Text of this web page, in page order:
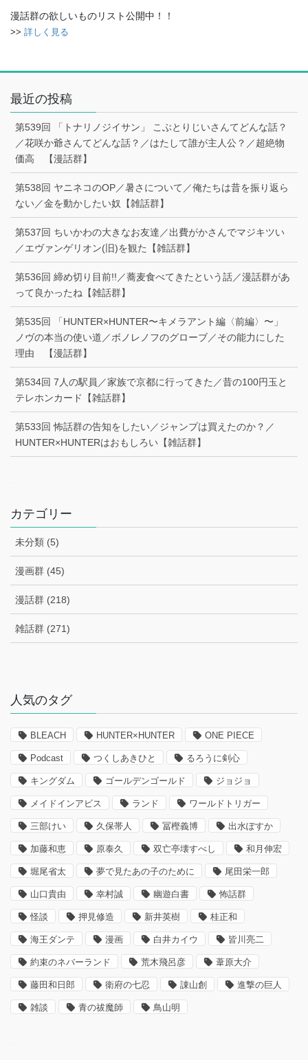
漫話群の欲しいものリスト公開中！！
>> 詳しく見る
最近の投稿
第539回 「トナリノジイサン」 こぶとりじいさんてどんな話？
／花咲か爺さんてどんな話？／はたして誰が主人公？／超絶物
価高 【漫話群】
第538回 ヤニネコのOP／暑さについて／俺たちは昔を振り返ら
ない／金を動かしたい奴【雑話群】
第537回 ちいかわの大きなお友達／出費がかさんでマジキツい
／エヴァンゲリオン(旧)を観た【雑話群】
第536回 締め切り目前!!／蕎麦食べてきたという話／漫話群があ
って良かったね【雑話群】
第535回 「HUNTER×HUNTER〜キメラアント編〈前編〉〜」
ノヴの本当の使い道／ボノレノフのグローブ／その能力にした
理由 【漫話群】
第534回 7人の駅員／家族で京都に行ってきた／昔の100円玉と
テレホンカード【雑話群】
第533回 怖話群の告知をしたい／ジャンプは買えたのか？／
HUNTER×HUNTERはおもしろい【雑話群】
カテゴリー
未分類 (5)
漫画群 (45)
漫話群 (218)
雑話群 (271)
人気のタグ
BLEACH HUNTER×HUNTER ONE PIECE
Podcast つくしあきひと るろうに剣心
キングダム ゴールデンゴールド ジョジョ
メイドインアビス ランド ワールドトリガー
三部けい 久保帯人 冨樫義博 出水ぽすか
加藤和恵 原泰久 双亡亭壊すべし 和月伸宏
堀尾省太 夢で見たあの子のために 尾田栄一郎
山口貴由 幸村誠 幽遊白書 怖話群
怪談 押見修造 新井英樹 桂正和
海王ダンテ 漫画 白井カイウ 皆川亮二
約束のネバーランド 荒木飛呂彦 葦原大介
藤田和日郎 衛府の七忍 諌山創 進撃の巨人
雑談 青の祓魔師 鳥山明